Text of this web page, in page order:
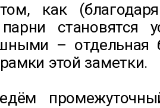
как
становятся
– отдельная
этой заметки.